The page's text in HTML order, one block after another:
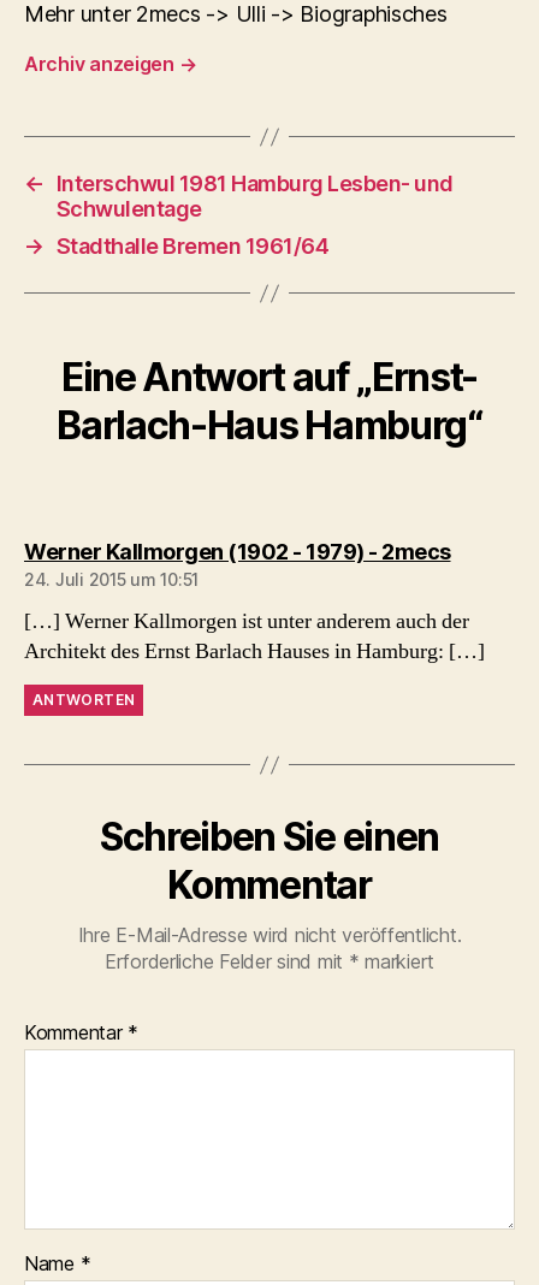
Mehr unter 2mecs -> Ulli -> Biographisches
Archiv anzeigen →
←
Interschwul 1981 Hamburg Lesben- und
Schwulentage
→ Stadthalle Bremen 1961/64
Eine Antwort auf „Ernst-
Barlach-Haus Hamburg“
Werner Kallmorgen (1902 - 1979) - 2mecssagt:
24. Juli 2015 um 10:51
[…] Werner Kallmorgen ist unter anderem auch der
Architekt des Ernst Barlach Hauses in Hamburg: […]
ANTWORTEN
Schreiben Sie einen
Kommentar
Ihre E-Mail-Adresse wird nicht veröffentlicht.
Erforderliche Felder sind mit * markiert
Kommentar *
Name *